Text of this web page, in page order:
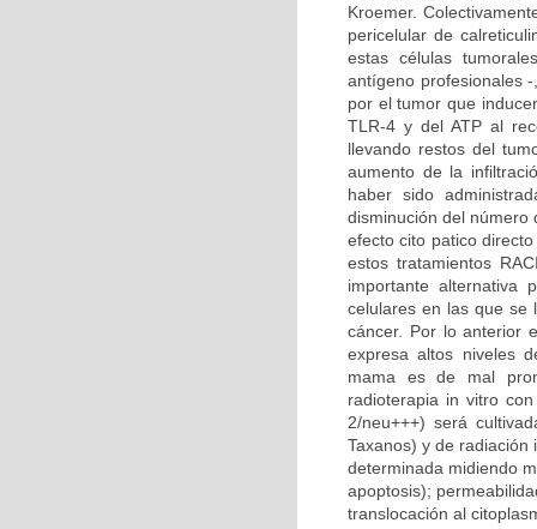
Kroemer.
pericelular de
estas células
antígeno profesionales
por el tumor que
TLR-4 y del ATP al
llevando restos del
aumento de la
haber sido
disminución del número
efecto cito patico
estos tratamientos
importante alternativa
celulares en las que se
cáncer. Por lo anterior
expresa altos niveles
mama es de mal
radioterapia in vitro
2/neu+++) será
Taxanos) y de
determinada midiendo
apoptosis);
translocación al